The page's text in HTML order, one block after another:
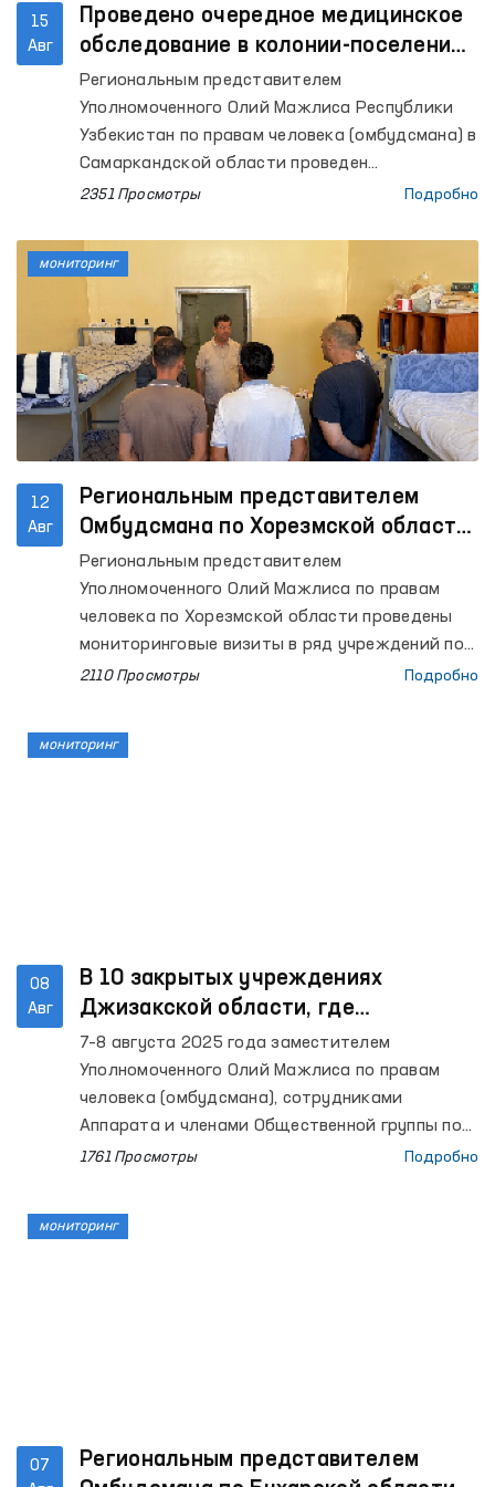
15
Авг
Проведено очередное медицинское
обследование в колонии-поселении
№ 37 Самаркандской области
Региональным представителем
Уполномоченного Олий Мажлиса Республики
Узбекистан по правам человека (омбудсмана) в
Самаркандской области проведен
мониторинговый визит в колонию-поселение
2351 Просмотры Подробно
12
Авг
Региональным представителем
Омбудсмана по Хорезмской области
проведены мониторинговые визиты в
ряд закрытых учреждений
Региональным представителем
Уполномоченного Олий Мажлиса по правам
человека по Хорезмской области проведены
мониторинговые визиты в ряд учреждений по
содержанию лиц с ограниченной свободой
2110 Просмотры Подробно
мониторинг
08
Авг
В 10 закрытых учреждениях
Джизакской области, где
содержатся лица с ограниченной
свободой передвижения, проведены
мониторинговые визиты
7–8 августа 2025 года заместителем
Уполномоченного Олий Мажлиса по правам
человека (омбудсмана), сотрудниками
Аппарата и членами Общественной группы по
выявлению и предупреждению случаев пыток
мониторинговые визиты в ряд закрытых
1761 Просмотры Подробно
мониторинг
07
Региональным представителем
мониторинг